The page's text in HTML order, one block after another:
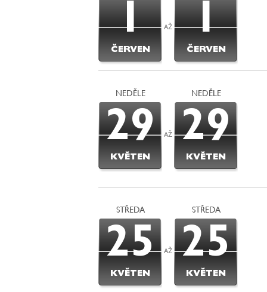
1
ČERVEN
AŽ 1
ČERVEN
NEDĚLE
29
KVĚTEN
AŽ
NEDĚLE
29
KVĚTEN
STŘEDA
25
KVĚTEN
AŽ
STŘEDA
25
KVĚTEN